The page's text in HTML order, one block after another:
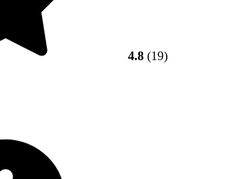
4.8 (19)